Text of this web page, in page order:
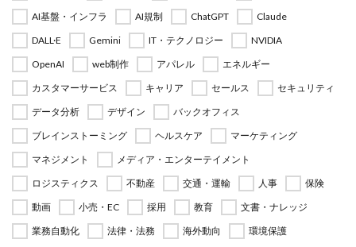
AI基盤・インフラ AI規制 ChatGPT
Claude
DALL·E
Gemini IT・テクノロジー
NVIDIA
OpenAI
web制作 アパレル
エネルギー
カスタマーサービス
キャリア セールス
セキュリティ
データ分析
デザイン
バックオフィス
ブレインストーミング
ヘルスケア
マーケティング
マネジメント
メディア・エンターテイメント
ロジスティクス
不動産 交通・運輸 人事
保険
動画
小売・EC 採用 教育
文書・ナレッジ
業務自動化
法律・法務 海外動向
環境保護